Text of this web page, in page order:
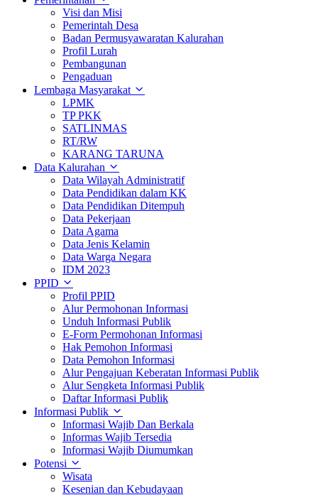
Visi dan Misi
Pemerintah Desa
Badan Permusyawaratan Kalurahan
Profil Lurah
Pembangunan
Pengaduan
Lembaga Masyarakat
LPMK
TP PKK
SATLINMAS
RT/RW
KARANG TARUNA
Data Kalurahan
Data Wilayah Administratif
Data Pendidikan dalam KK
Data Pendidikan Ditempuh
Data Pekerjaan
Data Agama
Data Jenis Kelamin
Data Warga Negara
IDM 2023
PPID
Profil PPID
Alur Permohonan Informasi
Unduh Informasi Publik
E-Form Permohonan Informasi
Hak Pemohon Informasi
Data Pemohon Informasi
Alur Pengajuan Keberatan Informasi Publik
Alur Sengketa Informasi Publik
Daftar Informasi Publik
Informasi Publik
Informasi Wajib Dan Berkala
Informas Wajib Tersedia
Informasi Wajib Diumumkan
Potensi
Wisata
Kesenian dan Kebudayaan